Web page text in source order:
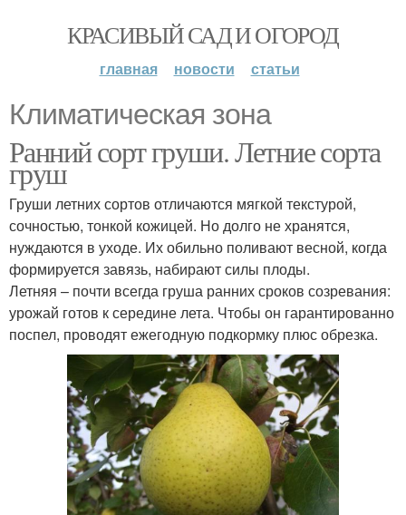
КРАСИВЫЙ САД И ОГОРОД
главная новости статьи
Климатическая зона
Ранний сорт груши. Летние сорта
груш
Груши летних сортов отличаются мягкой текстурой,
сочностью, тонкой кожицей. Но долго не хранятся,
нуждаются в уходе. Их обильно поливают весной, когда
формируется завязь, набирают силы плоды.
Летняя – почти всегда груша ранних сроков созревания:
урожай готов к середине лета. Чтобы он гарантированно
поспел, проводят ежегодную подкормку плюс обрезка.